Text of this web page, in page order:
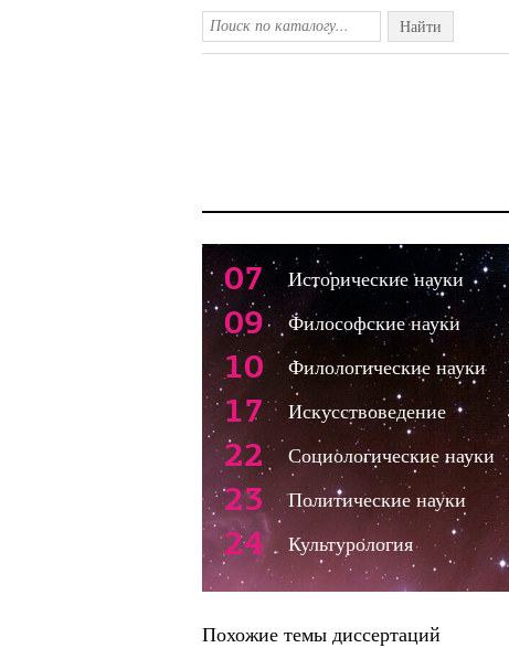
Найти
07 Исторические науки
09 Философские науки
10 Филологические науки
17 Искусствоведение
22 Социологические науки
23 Политические науки
24 Культурология
Похожие темы диссертаций